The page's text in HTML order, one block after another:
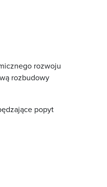
rozwoju
rozbudowy
popyt